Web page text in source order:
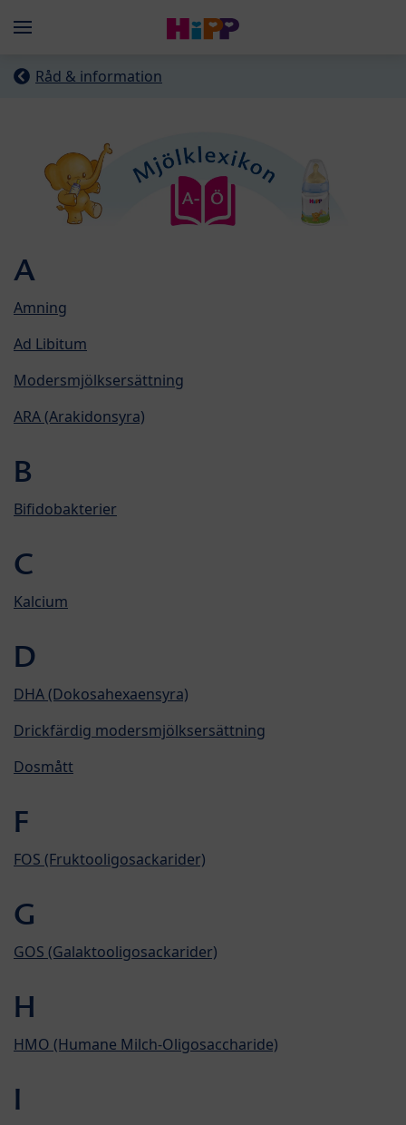
Menü
Råd & information
A
Amning
Ad Libitum
Modersmjölksersättning
ARA (Arakidonsyra)
B
Bifidobakterier
C
Kalcium
D
DHA (Dokosahexaensyra)
Drickfärdig modersmjölksersättning
Dosmått
F
FOS (Fruktooligosackarider)
G
GOS (Galaktooligosackarider)
H
HMO (Humane Milch-Oligosaccharide)
I